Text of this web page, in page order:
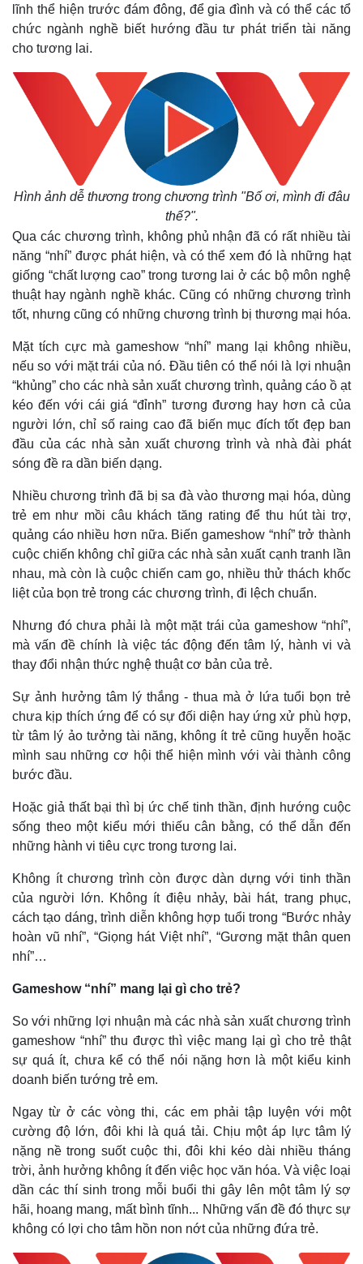
Kinh tế
Bất động sản
Khởi nghiệp
Thị trường
Giá vàng
Tiêu dùng
Tỷ giá
Giá cà phê
Pháp luật
Vụ án
Tin nóng
Tư vấn luật
Quân sự - Quốc phòng
Vũ khí
Việt Nam
Phân tích
lĩnh thể hiện trước đám đông, để gia đình và có thể các tổ
chức ngành nghề biết hướng đầu tư phát triển tài năng
cho tương lai.
Hình ảnh dễ thương trong chương trình "Bố ơi, mình đi đâu
thế?".
Qua các chương trình, không phủ nhận đã có rất nhiều tài
năng “nhí” được phát hiện, và có thể xem đó là những hạt
giống “chất lượng cao” trong tương lai ở các bộ môn nghệ
thuật hay ngành nghề khác. Cũng có những chương trình
tốt, nhưng cũng có những chương trình bị thương mại hóa.
Mặt tích cực mà gameshow “nhí” mang lại không nhiều,
nếu so với mặt trái của nó. Đầu tiên có thể nói là lợi nhuận
“khủng” cho các nhà sản xuất chương trình, quảng cáo ồ ạt
kéo đến với cái giá “đỉnh” tương đương hay hơn cả của
người lớn, chỉ số raing cao đã biến mục đích tốt đẹp ban
đầu của các nhà sản xuất chương trình và nhà đài phát
sóng đề ra dần biến dạng.
Nhiều chương trình đã bị sa đà vào thương mại hóa, dùng
trẻ em như mồi câu khách tăng rating để thu hút tài trợ,
quảng cáo nhiều hơn nữa. Biến gameshow “nhí” trở thành
cuộc chiến không chỉ giữa các nhà sản xuất cạnh tranh lần
nhau, mà còn là cuộc chiến cam go, nhiều thử thách khốc
liệt của bọn trẻ trong các chương trình, đi lệch chuẩn.
Nhưng đó chưa phải là một mặt trái của gameshow “nhí”,
mà vấn đề chính là việc tác động đến tâm lý, hành vi và
thay đổi nhận thức nghệ thuật cơ bản của trẻ.
Sự ảnh hưởng tâm lý thắng - thua mà ở lứa tuổi bọn trẻ
chưa kịp thích ứng để có sự đối diện hay ứng xử phù hợp,
từ tâm lý ảo tưởng tài năng, không ít trẻ cũng huyễn hoặc
mình sau những cơ hội thể hiện mình với vài thành công
bước đầu.
Hoặc giả thất bại thì bị ức chế tinh thần, định hướng cuộc
sống theo một kiểu mới thiếu cân bằng, có thể dẫn đến
những hành vi tiêu cực trong tương lai.
Không ít chương trình còn được dàn dựng với tinh thần
của người lớn. Không ít điệu nhảy, bài hát, trang phục,
cách tạo dáng, trình diễn không hợp tuổi trong “Bước nhảy
hoàn vũ nhí”, “Giọng hát Việt nhí”, “Gương mặt thân quen
nhí”…
Gameshow “nhí” mang lại gì cho trẻ?
So với những lợi nhuận mà các nhà sản xuất chương trình
gameshow “nhí” thu được thì việc mang lại gì cho trẻ thật
sự quá ít, chưa kể có thể nói nặng hơn là một kiểu kinh
doanh biến tướng trẻ em.
Ngay từ ở các vòng thi, các em phải tập luyện với một
cường độ lớn, đôi khi là quá tải. Chịu một áp lực tâm lý
nặng nề trong suốt cuộc thi, đôi khi kéo dài nhiều tháng
trời, ảnh hưởng không ít đến việc học văn hóa. Và việc loại
dần các thí sinh trong mỗi buổi thi gây lên một tâm lý sợ
hãi, hoang mang, mất bình tĩnh... Những vấn đề đó thực sự
không có lợi cho tâm hồn non nớt của những đứa trẻ.